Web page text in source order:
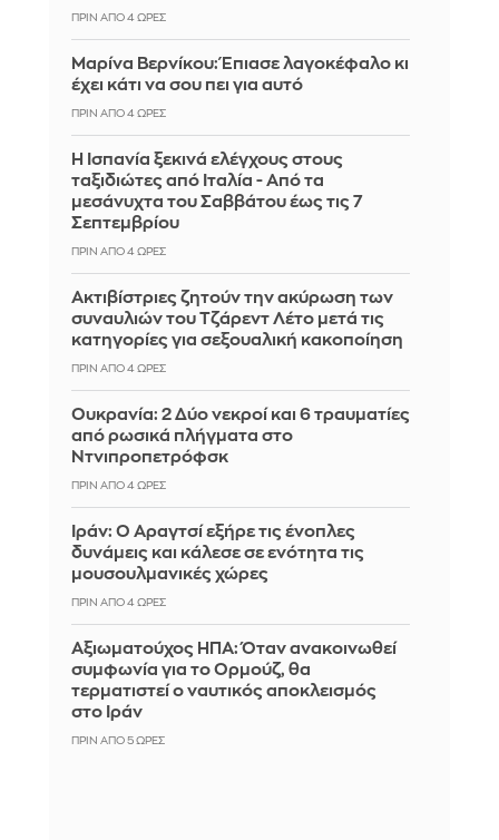
ΠΡΙΝ ΑΠΌ 4 ΏΡΕΣ
Μαρίνα Βερνίκου: Έπιασε λαγοκέφαλο κι
έχει κάτι να σου πει για αυτό
ΠΡΙΝ ΑΠΌ 4 ΏΡΕΣ
Η Ισπανία ξεκινά ελέγχους στους
ταξιδιώτες από Ιταλία - Από τα
μεσάνυχτα του Σαββάτου έως τις 7
Σεπτεμβρίου
ΠΡΙΝ ΑΠΌ 4 ΏΡΕΣ
Ακτιβίστριες ζητούν την ακύρωση των
συναυλιών του Τζάρεντ Λέτο μετά τις
κατηγορίες για σεξουαλική κακοποίηση
ΠΡΙΝ ΑΠΌ 4 ΏΡΕΣ
Ουκρανία: 2 Δύο νεκροί και 6 τραυματίες
από ρωσικά πλήγματα στο
Ντνιπροπετρόφσκ
ΠΡΙΝ ΑΠΌ 4 ΏΡΕΣ
Ιράν: Ο Αραγτσί εξήρε τις ένοπλες
δυνάμεις και κάλεσε σε ενότητα τις
μουσουλμανικές χώρες
ΠΡΙΝ ΑΠΌ 4 ΏΡΕΣ
Αξιωματούχος ΗΠΑ: Όταν ανακοινωθεί
συμφωνία για το Ορμούζ, θα
τερματιστεί ο ναυτικός αποκλεισμός
στο Ιράν
ΠΡΙΝ ΑΠΌ 5 ΏΡΕΣ